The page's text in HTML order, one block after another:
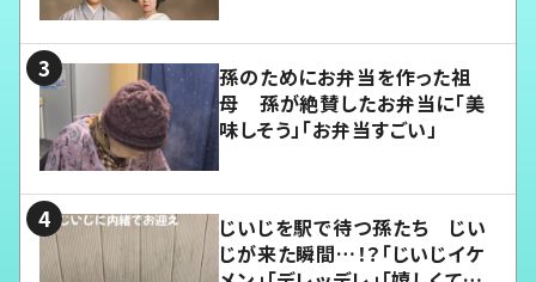
孫のためにお弁当を作った祖
母 孫が絶賛したお弁当に「美
味しそう」「お弁当すごい」
じいじを駅で待つ孫たち じい
じが来た瞬間…！？「じいじイケ